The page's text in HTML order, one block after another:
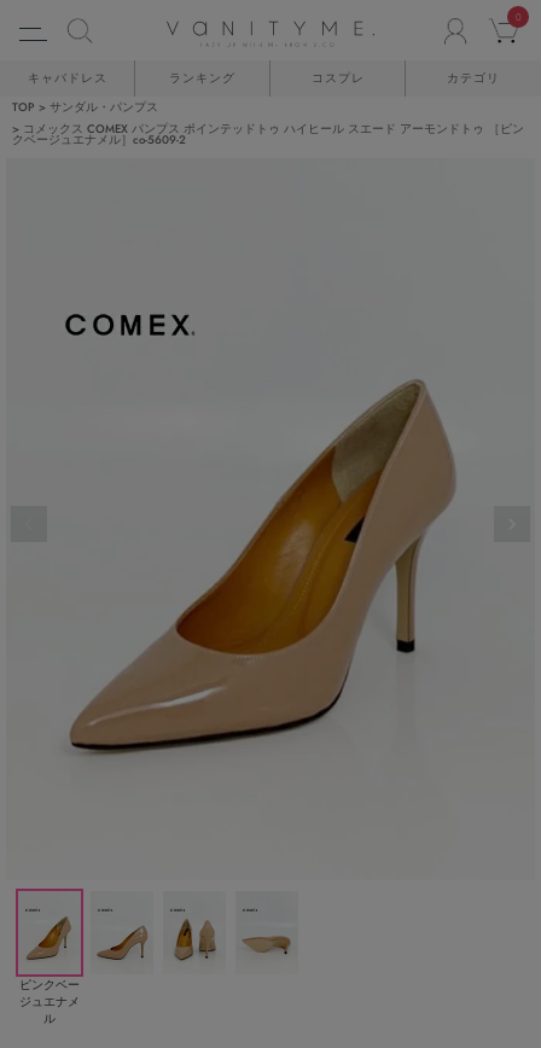
0
キャバドレス ランキング コスプレ カテゴリ
TOP
サンダル・パンプス
コメックス COMEX パンプス ポインテッドトゥ ハイヒール スエード アーモンドトゥ ［ピン
クベージュエナメル］co-5609-2
ピンクベー
ジュエナメ
ル